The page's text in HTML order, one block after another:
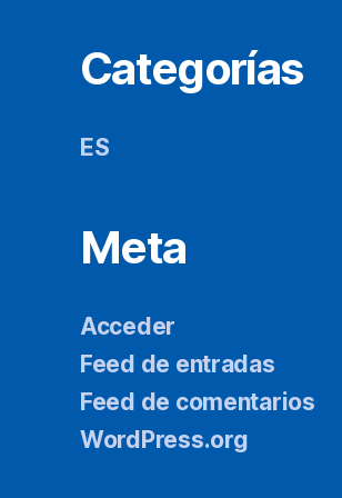
Categorías
ES
Meta
Acceder
Feed de entradas
Feed de comentarios
WordPress.org